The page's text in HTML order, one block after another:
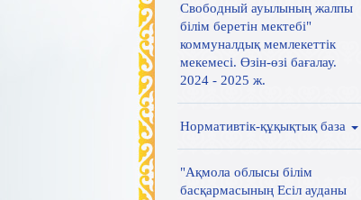
Свободный ауылының жалпы
білім беретін мектебі"
коммуналдық мемлекеттік
мекемесі. Өзін-өзі бағалау.
2024 - 2025 ж.
Нормативтік-құқықтық база
"Ақмола облысы білім
басқармасының Есіл ауданы